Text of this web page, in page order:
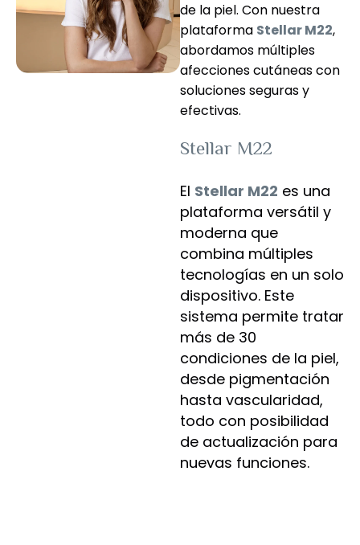
de la piel. Con nuestra
plataforma Stellar M22,
abordamos múltiples
afecciones cutáneas con
soluciones seguras y
efectivas.
Stellar M22
El Stellar M22 es una
plataforma versátil y
moderna que
combina múltiples
tecnologías en un solo
dispositivo. Este
sistema permite tratar
más de 30
condiciones de la piel,
desde pigmentación
hasta vascularidad,
todo con posibilidad
de actualización para
nuevas funciones.